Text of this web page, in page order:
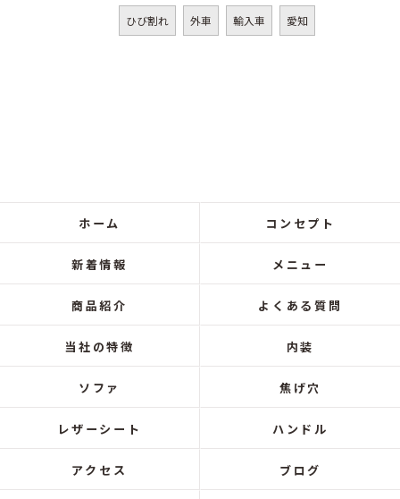
ひび割れ 外車 輸入車 愛知
ホーム コンセプト
新着情報 メニュー
商品紹介 よくある質問
当社の特徴 内装
ソファ 焦げ穴
レザーシート ハンドル
アクセス ブログ